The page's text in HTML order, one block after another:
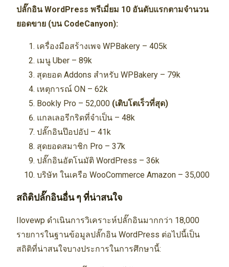
ปลั๊กอิน WordPress พรีเมี่ยม 10 อันดับแรกตามจำนวน
ยอดขาย (บน CodeCanyon):
เครื่องมือสร้างเพจ WPBakery – 405k
เมนู Uber – 89k
สุดยอด Addons สำหรับ WPBakery – 79k
เหตุการณ์ ON – 62k
Bookly Pro – 52,000 (เติบโตเร็วที่สุด)
แกลเลอรีกริดที่จำเป็น – 48k
ปลั๊กอินป๊อปอัป – 41k
สุดยอดสมาชิก Pro – 37k
ปลั๊กอินอัตโนมัติ WordPress – 36k
บริษัท ในเครือ WooCommerce Amazon – 35,000
สถิติปลั๊กอินอื่น ๆ ที่น่าสนใจ
Ilovewp ดำเนินการวิเคราะห์ปลั๊กอินมากกว่า 18,000
รายการในฐานข้อมูลปลั๊กอิน WordPress ต่อไปนี้เป็น
สถิติที่น่าสนใจบางประการในการศึกษานี้: